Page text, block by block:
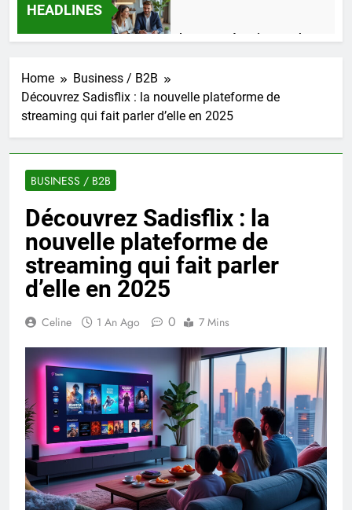
HEADLINES
Guide complet pour réussir un achat
2 Semaines Ago
Quel est le salaire de Myriam Seurat en
2025 ?
4 Mois Ago
fonctionnalités clés et avantages
4 Mois Ago
Découvrez notre test d’orientation
gratuit spécialement conçu pour
collégiens et lycéens
4 Mois Ago
Liste complète des marques
Home
Business / B2B
Découvrez Sadisflix : la nouvelle plateforme de
streaming qui fait parler d’elle en 2025
BUSINESS / B2B
Découvrez Sadisflix : la
nouvelle plateforme de
streaming qui fait parler
d’elle en 2025
Celine 1 An Ago 0 7 Mins